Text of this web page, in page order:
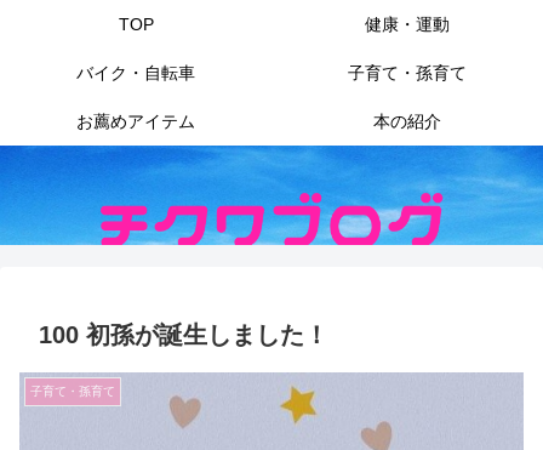
TOP 健康・運動
バイク・自転車 子育て・孫育て
お薦めアイテム 本の紹介
100 初孫が誕生しました！
子育て・孫育て